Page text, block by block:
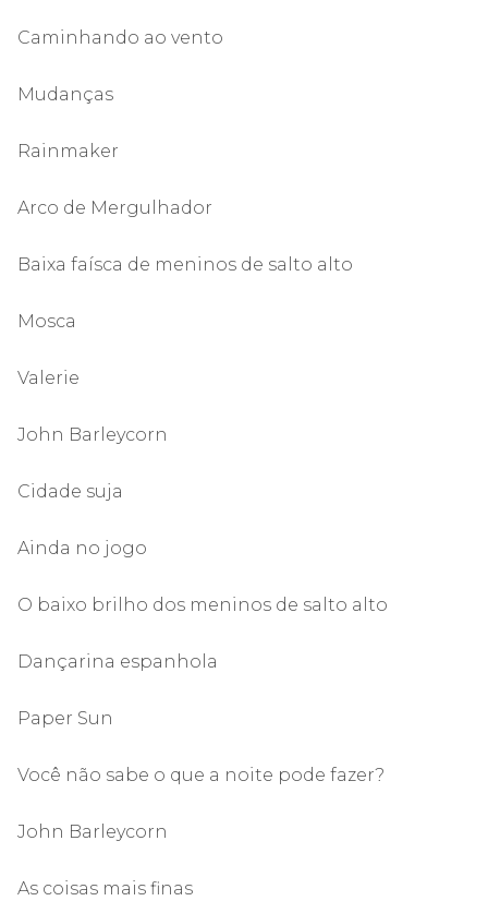
Caminhando ao vento
Mudanças
Rainmaker
Arco de Mergulhador
Baixa faísca de meninos de salto alto
Mosca
Valerie
John Barleycorn
Cidade suja
Ainda no jogo
O baixo brilho dos meninos de salto alto
Dançarina espanhola
Paper Sun
Você não sabe o que a noite pode fazer?
John Barleycorn
As coisas mais finas